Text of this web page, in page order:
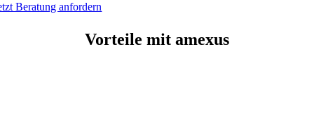
Beratung anfordern
Vorteile mit amexus